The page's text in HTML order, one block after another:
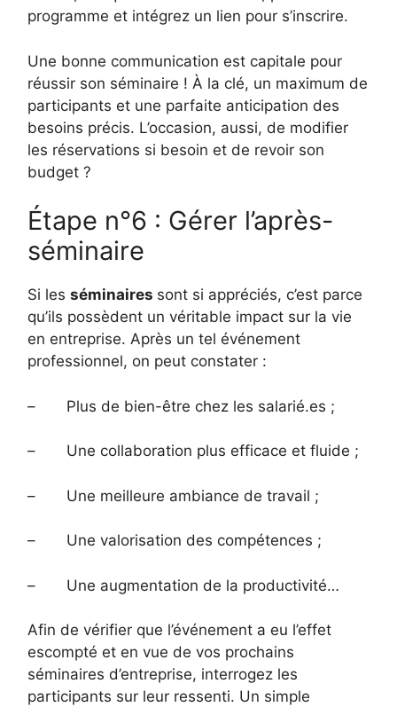
programme et intégrez un lien pour s’inscrire.
Une bonne communication est capitale pour
réussir son séminaire ! À la clé, un maximum de
participants et une parfaite anticipation des
besoins précis. L’occasion, aussi, de modifier
les réservations si besoin et de revoir son
budget ?
Étape n°6 : Gérer l’après-
séminaire
Si les séminaires sont si appréciés, c’est parce
qu’ils possèdent un véritable impact sur la vie
en entreprise. Après un tel événement
professionnel, on peut constater :
– Plus de bien-être chez les salarié.es ;
– Une collaboration plus efficace et fluide ;
– Une meilleure ambiance de travail ;
– Une valorisation des compétences ;
– Une augmentation de la productivité…
Afin de vérifier que l’événement a eu l’effet
escompté et en vue de vos prochains
séminaires d’entreprise, interrogez les
participants sur leur ressenti. Un simple